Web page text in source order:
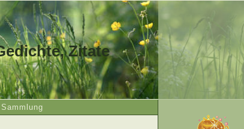
Zitate